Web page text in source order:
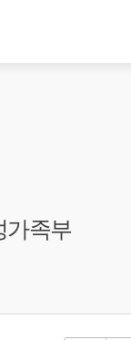
가족부